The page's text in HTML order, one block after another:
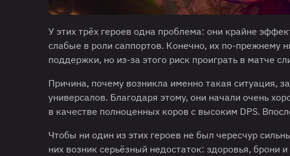
У этих трёх героев одна проблема: они крайне
слабые в роли саппортов. Конечно, их по-прежнему
поддержки, но из-за этого риск проиграть в матче
Причина, почему возникла именно такая ситуация,
универсалов. Благодаря этому, они начали очень
в качестве полноценных коров с высоким DPS.
Чтобы ни один из этих героев не был чересчур
них возник серьёзный недостаток: здоровья, брони